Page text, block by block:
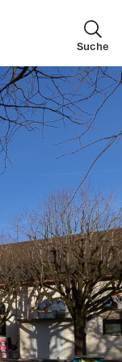
Suche